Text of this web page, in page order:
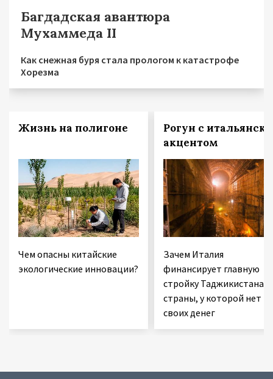
Багдадская авантюра
Мухаммеда II
Как снежная буря стала прологом к катастрофе
Хорезма
Жизнь на полигоне
Чем опасны китайские
экологические инновации?
Рогун с
акцентом
Зачем Италия
финансирует главную
стройку Таджикистана —
страны, у которой нет
своих денег